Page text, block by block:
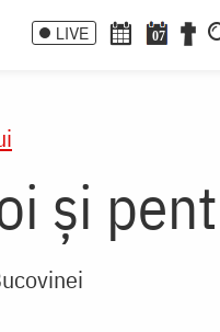
LIVE 07
şi